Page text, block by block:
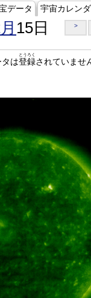
データ 宇宙カレン
15日 >
は登録
とうろく
されていませ